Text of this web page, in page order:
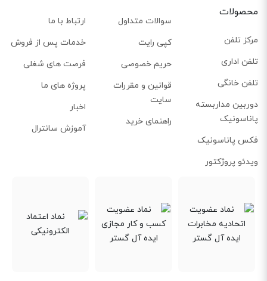
محصولات
مرکز تلفن
تلفن اداری
تلفن خانگی
دوربین مداربسته
پاناسونیک
فکس پاناسونیک
ویدئو پروژکتور
سوالات متداول
کپی رایت
حریم خصوصی
قوانین و مقررات
سایت
راهنمای خرید
ارتباط با ما
خدمات پس از فروش
فرصت های شغلی
پروژه های ما
اخبار
آموزش سانترال